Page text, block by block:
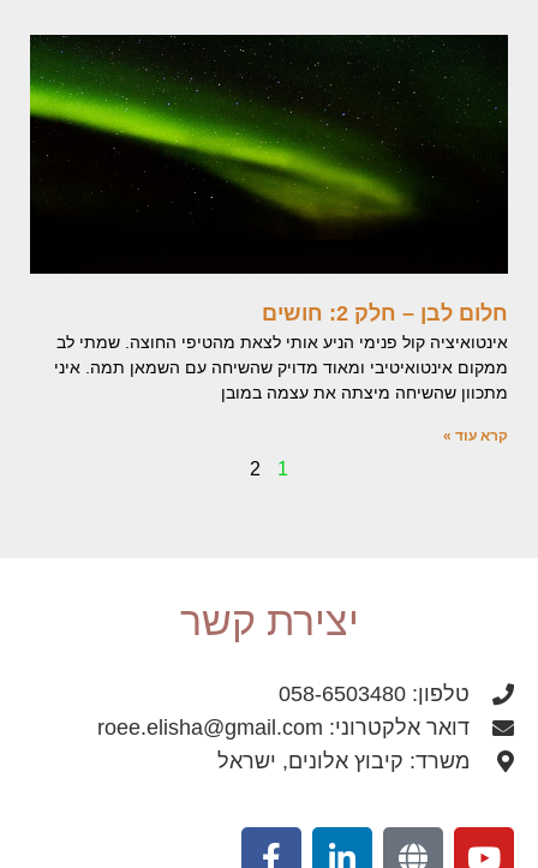
חלום לבן – חלק 2: חושים
אינטואיציה קול פנימי הניע אותי לצאת מהטיפי החוצה. שמתי לב
ממקום אינטואיטיבי ומאוד מדויק שהשיחה עם השמאן תמה. איני
מתכוון שהשיחה מיצתה את עצמה במובן
קרא עוד »
1
2
יצירת קשר
טלפון: 058-6503480
דואר אלקטרוני: roee.elisha@gmail.com
משרד: קיבוץ אלונים, ישראל